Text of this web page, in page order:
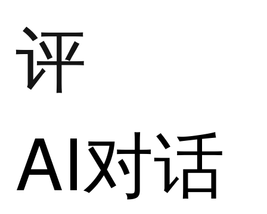
评
AI对话